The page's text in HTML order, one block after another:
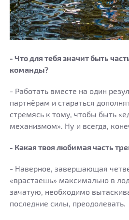
- Что для тебя значит быть
команды?
- Работать вместе на один
партнёрам и стараться
стремясь к тому, чтобы быть
механизмом». Ну и всегда,
- Какая твоя любимая часть
- Наверное, завершающая
«врастаешь» максимально в
зачатую, необходимо
последние силы, преодолевать.